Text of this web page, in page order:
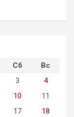
Сб
Вс
3
4
10
11
17
18